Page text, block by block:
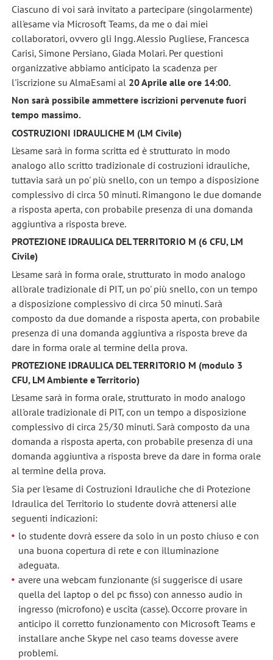
Ciascuno di voi sarà invitato a partecipare (singolarmente)
all'esame via Microsoft Teams, da me o dai miei
collaboratori, ovvero gli Ingg. Alessio Pugliese, Francesca
Carisi, Simone Persiano, Giada Molari. Per questioni
organizzative abbiamo anticipato la scadenza per
l'iscrizione su AlmaEsami al 20 Aprile alle ore 14:00.
Non sarà possibile ammettere iscrizioni pervenute fuori
tempo massimo.
COSTRUZIONI IDRAULICHE M (LM Civile)
L'esame sarà in forma scritta ed è strutturato in modo
analogo allo scritto tradizionale di costruzioni idrauliche,
tuttavia sarà un po' più snello, con un tempo a disposizione
complessivo di circa 50 minuti. Rimangono le due domande
a risposta aperta, con probabile presenza di una domanda
aggiuntiva a risposta breve.
PROTEZIONE IDRAULICA DEL TERRITORIO M (6 CFU, LM
Civile)
L'esame sarà in forma orale, strutturato in modo analogo
all'orale tradizionale di PIT, un po' più snello, con un tempo
a disposizione complessivo di circa 50 minuti. Sarà
composto da due domande a risposta aperta, con probabile
presenza di una domanda aggiuntiva a risposta breve da
dare in forma orale al termine della prova.
PROTEZIONE IDRAULICA DEL TERRITORIO M (modulo 3
CFU, LM Ambiente e Territorio)
L'esame sarà in forma orale, strutturato in modo analogo
all'orale tradizionale di PIT, con un tempo a disposizione
complessivo di circa 25/30 minuti. Sarà composto da una
domanda a risposta aperta, con probabile presenza di una
domanda aggiuntiva a risposta breve da dare in forma orale
al termine della prova.
Sia per l'esame di Costruzioni Idrauliche che di Protezione
Idraulica del Territorio lo studente dovrà attenersi alle
seguenti indicazioni:
lo studente dovrà essere da solo in un posto chiuso e con
una buona copertura di rete e con illuminazione
adeguata.
avere una webcam funzionante (si suggerisce di usare
quella del laptop o del pc fisso) con annesso audio in
ingresso (microfono) e uscita (casse). Occorre provare in
anticipo il corretto funzionamento con Microsoft Teams e
installare anche Skype nel caso teams dovesse avere
problemi.